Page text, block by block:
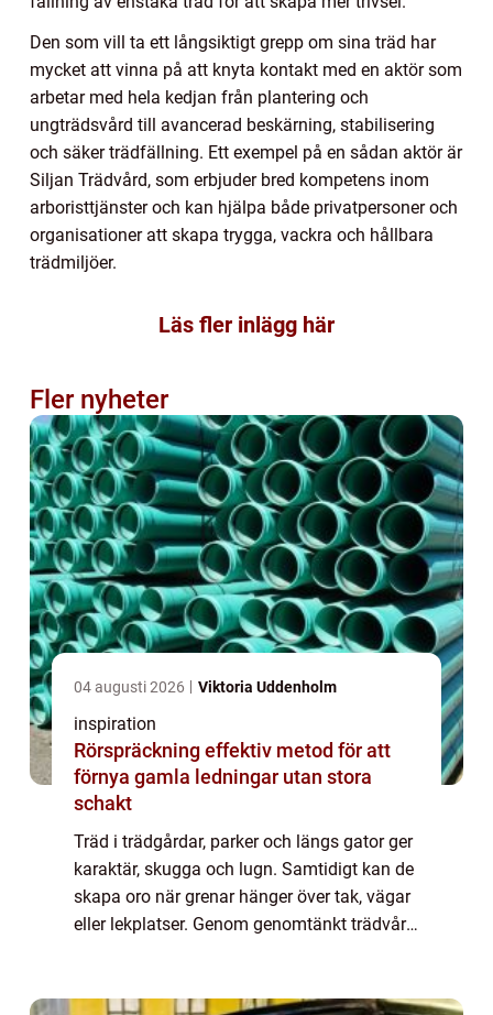
Den som vill ta ett långsiktigt grepp om sina träd har
mycket att vinna på att knyta kontakt med en aktör som
arbetar med hela kedjan från plantering och
ungträdsvård till avancerad beskärning, stabilisering
och säker trädfällning. Ett exempel på en sådan aktör är
Siljan Trädvård, som erbjuder bred kompetens inom
arboristtjänster och kan hjälpa både privatpersoner och
organisationer att skapa trygga, vackra och hållbara
trädmiljöer.
Läs fler inlägg här
Fler nyheter
04 augusti 2026 Viktoria Uddenholm
inspiration
Rörspräckning effektiv metod för att
förnya gamla ledningar utan stora
schakt
Träd i trädgårdar, parker och längs gator ger
karaktär, skugga och lugn. Samtidigt kan de
skapa oro när grenar hänger över tak, vägar
eller lekplatser. Genom genomtänkt trädvård